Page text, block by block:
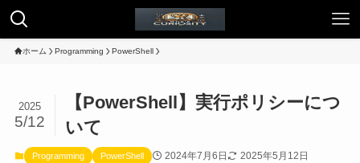
ホーム Programming PowerShell
【PowerShell】実行ポリシーにつ
いて
2025
5/12
Programming PowerShell 2024年7月6日 2025年5月12日